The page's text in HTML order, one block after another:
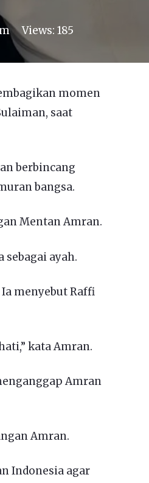
Views:185
momen
saat
berbincang
bangsa.
Mentan Amran.
ayah.
menyebut Raffi
kata Amran.
Amran
Amran.
Indonesia agar